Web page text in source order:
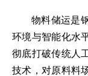
物料储运是
环境与智能化水
彻底打破传统人
技术，对原料料